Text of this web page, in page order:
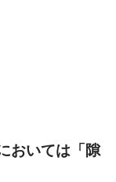
おいては「隙